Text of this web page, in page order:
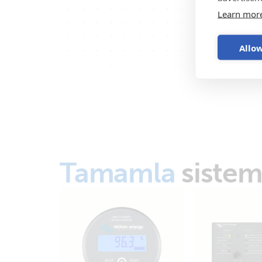
Learn
Tamamla